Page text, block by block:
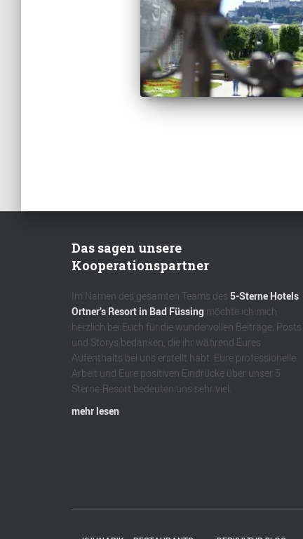
Das sagen unsere
Kooperationspartner
Im Namen des gesamten Teams des 5-Sterne Hotels
Ortner’s Resort in Bad Füssing möchte ich mich
herzlich bei Euch für die wundervollen Beiträge, Posts
und Storys bedanken, die ihr während Eures
Aufenthalts bei uns erstellt habt. Eure professionelle
Arbeit und Eure positiven Eindrücke über unser 5
Sterne-Resort bedeuten uns sehr viel.
mehr lesen